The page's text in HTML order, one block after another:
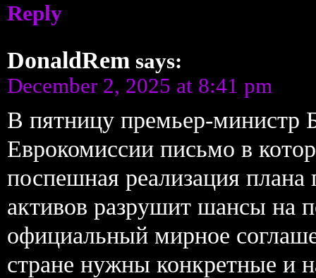
Reply
DonaldRem says:
December 2, 2025 at 8:41 pm
В пятницу премьер-министр
Еврокомиссии письмо в
поспешная реализация
активов разрушит шансы на
официальный мирное
стране нужны конкретные и